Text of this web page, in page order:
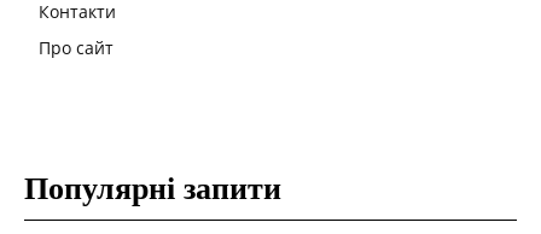
Контакти
Про сайт
Популярні запити